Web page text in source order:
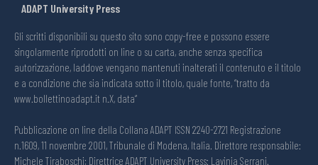
ADAPT University Press
Gli scritti disponibili su questo sito sono copy-free e possono essere
singolarmente riprodotti on line o su carta, anche senza specifica
autorizzazione, laddove vengano mantenuti inalterati il contenuto e il titolo
e a condizione che sia indicata sotto il titolo, quale fonte, “tratto da
www.bollettinoadapt.it n.X, data“
Pubblicazione on line della Collana ADAPT ISSN 2240-2721 Registrazione
n.1609, 11 novembre 2001, Tribunale di Modena, Italia. Direttore responsabile:
Michele Tiraboschi; Direttrice ADAPT University Press: Lavinia Serrani.